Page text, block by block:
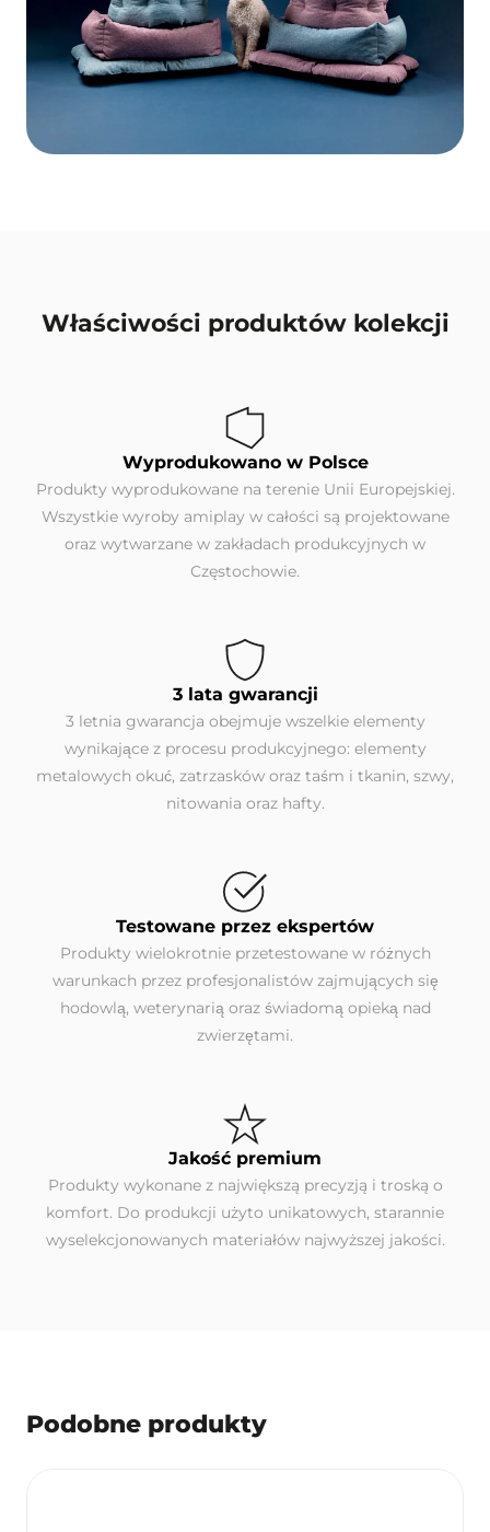
Właściwości produktów kolekcji
Wyprodukowano w Polsce
Produkty wyprodukowane na terenie Unii Europejskiej.
Wszystkie wyroby amiplay w całości są projektowane
oraz wytwarzane w zakładach produkcyjnych w
Częstochowie.
3 lata gwarancji
3 letnia gwarancja obejmuje wszelkie elementy
wynikające z procesu produkcyjnego: elementy
metalowych okuć, zatrzasków oraz taśm i tkanin, szwy,
nitowania oraz hafty.
Testowane przez ekspertów
Produkty wielokrotnie przetestowane w różnych
warunkach przez profesjonalistów zajmujących się
hodowlą, weterynarią oraz świadomą opieką nad
zwierzętami.
Jakość premium
Produkty wykonane z największą precyzją i troską o
komfort. Do produkcji użyto unikatowych, starannie
wyselekcjonowanych materiałów najwyższej jakości.
Podobne produkty